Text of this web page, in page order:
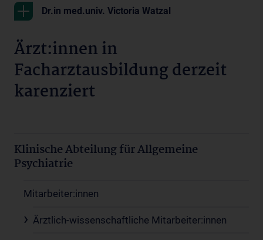
Dr.in med.univ. Victoria Watzal
Ärzt:innen in
Facharztausbildung derzeit
karenziert
Klinische Abteilung für Allgemeine
Psychiatrie
Mitarbeiter:innen
Ärztlich-wissenschaftliche Mitarbeiter:innen